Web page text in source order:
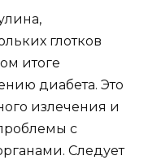
глотков
итоге
диабета. Это
излечения и
с
Следует